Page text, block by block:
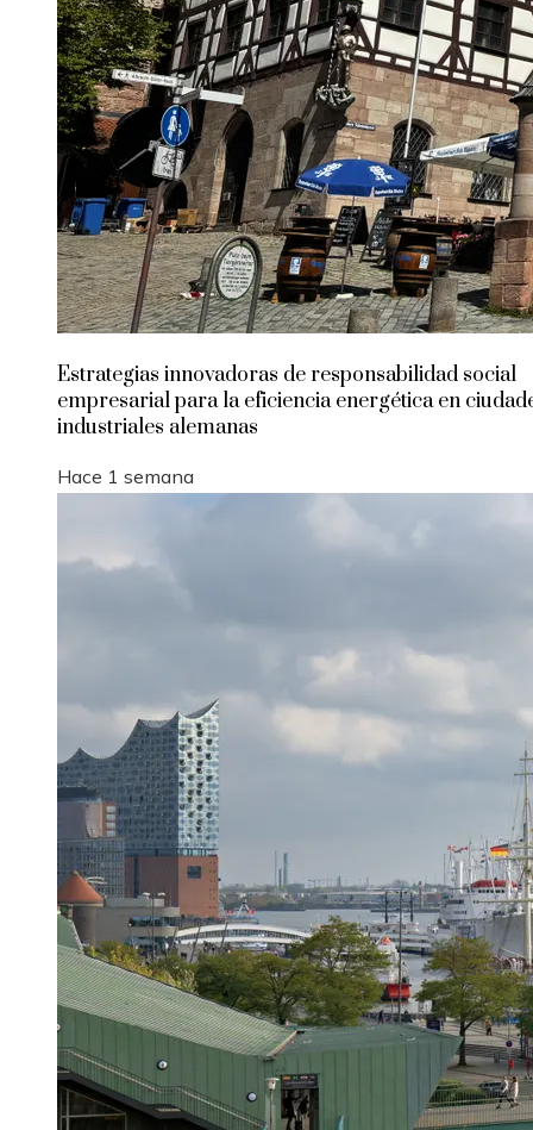
Estrategias innovadoras de responsabilidad social
empresarial para la eficiencia energética en
industriales alemanas
Hace 1 semana